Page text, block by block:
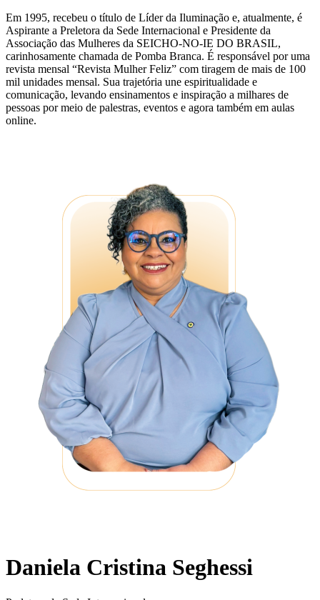
Em 1995, recebeu o título de Líder da Iluminação e, atualmente, é
Aspirante a Preletora da Sede Internacional e Presidente da
Associação das Mulheres da SEICHO-NO-IE DO BRASIL,
carinhosamente chamada de Pomba Branca. É responsável por uma
revista mensal “Revista Mulher Feliz” com tiragem de mais de 100
mil unidades mensal. Sua trajetória une espiritualidade e
comunicação, levando ensinamentos e inspiração a milhares de
pessoas por meio de palestras, eventos e agora também em aulas
online.
Daniela Cristina Seghessi